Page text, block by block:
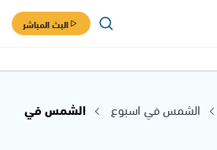
البث المباشر
الشمس في اسبوع
الشمس في